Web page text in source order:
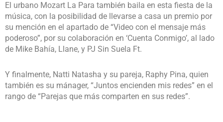
El urbano Mozart La Para también baila en esta fiesta de la
música, con la posibilidad de llevarse a casa un premio por
su mención en el apartado de “Video con el mensaje más
poderoso”, por su colaboración en ‘Cuenta Conmigo’, al lado
de Mike Bahía, Llane, y PJ Sin Suela Ft.
Y finalmente, Natti Natasha y su pareja, Raphy Pina, quien
también es su mánager, “Juntos encienden mis redes” en el
rango de “Parejas que más comparten en sus redes”.